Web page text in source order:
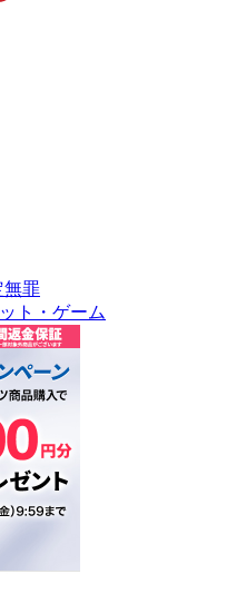
無罪
ト・ゲーム